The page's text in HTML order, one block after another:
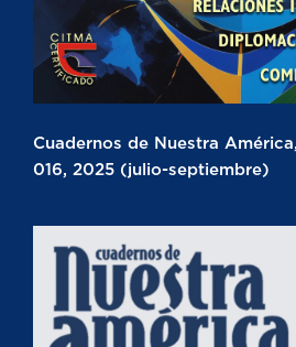
Cuadernos de Nuestra
016, 2025 (julio-septiembre)